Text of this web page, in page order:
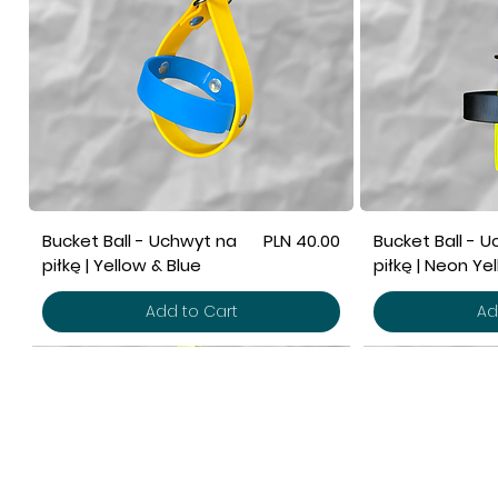
Bucket Ball - Uchwyt na
piłkę | Yellow & Blue
Price
PLN 40.00
Add to Cart
Bucket Ball -
piłkę | Neon